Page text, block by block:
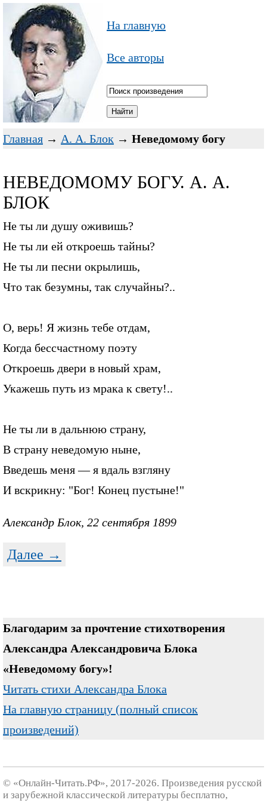
На главную
Все авторы
Главная → А. А. Блок → Неведомому богу
НЕВЕДОМОМУ БОГУ. А. А.
БЛОК
Не ты ли душу оживишь?
Не ты ли ей откроешь тайны?
Не ты ли песни окрылишь,
Что так безумны, так случайны?..
О, верь! Я жизнь тебе отдам,
Когда бессчастному поэту
Откроешь двери в новый храм,
Укажешь путь из мрака к свету!..
Не ты ли в дальнюю страну,
В страну неведомую ныне,
Введешь меня — я вдаль взгляну
И вскрикну: "Бог! Конец пустыне!"
Александр Блок, 22 сентября 1899
Далее →
Благодарим за прочтение стихотворения
Александра Александровича Блока
«Неведомому богу»!
Читать стихи Александра Блока
На главную страницу (полный список
произведений)
© «Онлайн-Читать.РФ», 2017-2026. Произведения русской
и зарубежной классической литературы бесплатно,